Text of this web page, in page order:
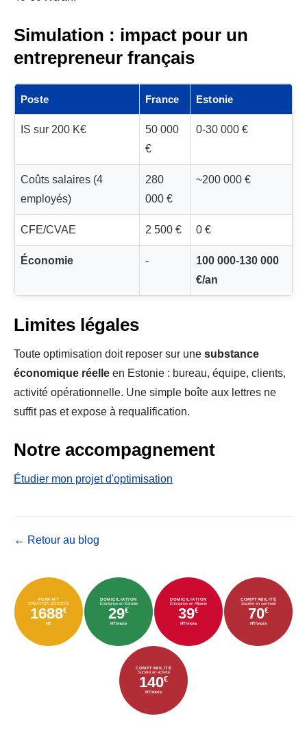
Simulation : impact pour un
entrepreneur français
Poste France Estonie
IS sur 200 K€
50 000
€
0-30 000 €
Coûts salaires (4
employés)
280
000 €
~200 000 €
CFE/CVAE 2 500 € 0 €
Économie -
100 000-130 000
€/an
Limites légales
Toute optimisation doit reposer sur une substance
économique réelle en Estonie : bureau, équipe, clients,
activité opérationnelle. Une simple boîte aux lettres ne
suffit pas et expose à requalification.
Notre accompagnement
Étudier mon projet d'optimisation
← Retour au blog
FORFAIT
CRÉATION SOCIÉTÉ
1688€
HT
DOMICILIATION
Entreprise en Estonie
29€
HT/mois
DOMICILIATION
Entreprise en Albanie
39€
HT/mois
COMPTABILITÉ
Société en sommeil
70€
HT/mois
COMPTABILITÉ
Société en activité
140€
HT/mois